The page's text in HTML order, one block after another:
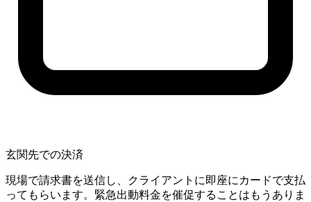
玄関先での決済
現場で請求書を送信し、クライアントに即座にカードで支払
ってもらいます。緊急出動料金を催促することはもうありま